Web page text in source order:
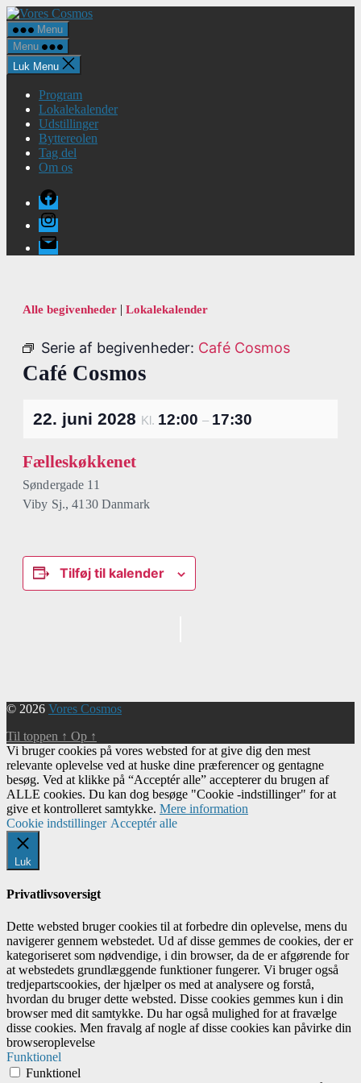
Spring
til
indholdet
Vores
Menu
Menu
Luk Menu
Program
Lokalekalender
Udstillinger
Byttereolen
Tag del
Om os
Facebook
Instagram
E-
mail
Alle begivenheder | Lokalekalender
Serie af begivenheder: Café Cosmos
Café Cosmos
22. juni 2028 Kl. 12:00 – 17:30
Fælleskøkkenet
Søndergade 11
Viby Sj., 4130 Danmark
Tilføj til kalender
© 2026 Vores Cosmos
Til toppen ↑ Op ↑
Vi bruger cookies på vores websted for at give dig den mest
relevante oplevelse ved at huske dine præferencer og gentagne
besøg. Ved at klikke på “Acceptér alle” accepterer du brugen af ​​
ALLE cookies. Du kan dog besøge "Cookie -indstillinger" for at
give et kontrolleret samtykke. Mere information
Cookie indstillinger Acceptér alle
Luk
Privatlivsoversigt
Dette websted bruger cookies til at forbedre din oplevelse, mens du
navigerer gennem webstedet. Ud af disse gemmes de cookies, der er
kategoriseret som nødvendige, i din browser, da de er afgørende for
at webstedets grundlæggende funktioner fungerer. Vi bruger også
tredjepartscookies, der hjælper os med at analysere og forstå,
hvordan du bruger dette websted. Disse cookies gemmes kun i din
browser med dit samtykke. Du har også mulighed for at fravælge
disse cookies. Men fravalg af nogle af disse cookies kan påvirke din
browseroplevelse
Funktionel
Funktionel